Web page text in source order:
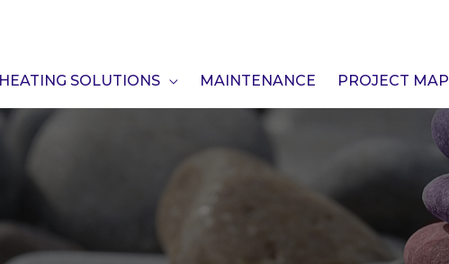
HEATING SOLUTIONS MAINTENANCE PROJECT MAP